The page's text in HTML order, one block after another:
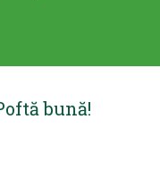
bună!